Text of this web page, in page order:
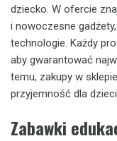
dziecko. W ofercie
i nowoczesne
technologie. Każdy
aby gwarantować
temu, zakupy w
przyjemność dla
Zabawki